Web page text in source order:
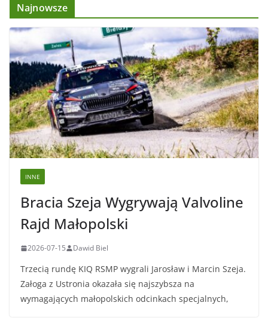
Najnowsze
INNE
Bracia Szeja Wygrywają Valvoline
Rajd Małopolski
2026-07-15 Dawid Biel
Trzecią rundę KIQ RSMP wygrali Jarosław i Marcin Szeja.
Załoga z Ustronia okazała się najszybsza na
wymagających małopolskich odcinkach specjalnych,